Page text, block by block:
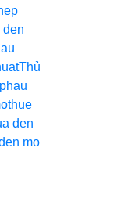
den
Thủ
thue
den
mo